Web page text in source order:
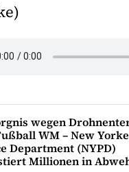
wegen
WM – New
Department (NYPD)
Millionen in